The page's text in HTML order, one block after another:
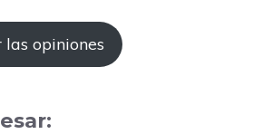
las opiniones